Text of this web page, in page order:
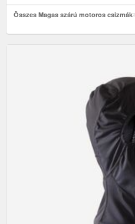
Összes Magas szárú motoros csizmák